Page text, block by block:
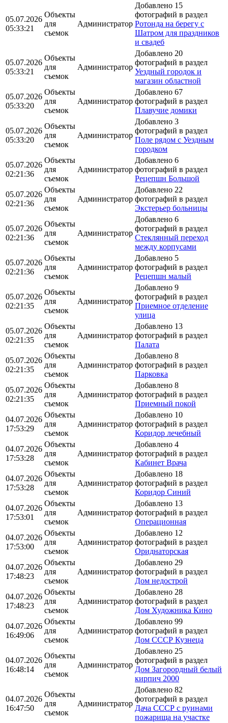
05.07.2026
05:33:21
Объекты
для
съемок
Администратор
Добавлено 15
фотографий в раздел
Ротонда на берегу с
Шатром для праздников
и свадеб
05.07.2026
05:33:21
Объекты
для
съемок
Администратор
Добавлено 20
фотографий в раздел
Уездный городок и
магазин областной
05.07.2026
05:33:20
Объекты
для
съемок
Администратор
Добавлено 67
фотографий в раздел
Плавучие домики
05.07.2026
05:33:20
Объекты
для
съемок
Администратор
Добавлено 3
фотографий в раздел
Поле рядом с Уездным
городком
05.07.2026
02:21:36
Объекты
для
съемок
Администратор
Добавлено 6
фотографий в раздел
Рецепшн Большой
05.07.2026
02:21:36
Объекты
для
съемок
Администратор
Добавлено 22
фотографий в раздел
Экстерьер больницы
05.07.2026
02:21:36
Объекты
для
съемок
Администратор
Добавлено 6
фотографий в раздел
Стеклянный переход
между корпусами
05.07.2026
02:21:36
Объекты
для
съемок
Администратор
Добавлено 5
фотографий в раздел
Рецепшн малый
05.07.2026
02:21:35
Объекты
для
съемок
Администратор
Добавлено 9
фотографий в раздел
Приемное отделение
улица
05.07.2026
02:21:35
Объекты
для
съемок
Администратор
Добавлено 13
фотографий в раздел
Палата
05.07.2026
02:21:35
Объекты
для
съемок
Администратор
Добавлено 8
фотографий в раздел
Парковка
05.07.2026
02:21:35
Объекты
для
съемок
Администратор
Добавлено 8
фотографий в раздел
Приемный покой
04.07.2026
17:53:29
Объекты
для
съемок
Администратор
Добавлено 10
фотографий в раздел
Коридор лечебный
04.07.2026
17:53:28
Объекты
для
съемок
Администратор
Добавлено 4
фотографий в раздел
Кабинет Врача
04.07.2026
17:53:28
Объекты
для
съемок
Администратор
Добавлено 18
фотографий в раздел
Коридор Синий
04.07.2026
17:53:01
Объекты
для
съемок
Администратор
Добавлено 13
фотографий в раздел
Операционная
04.07.2026
17:53:00
Объекты
для
съемок
Администратор
Добавлено 12
фотографий в раздел
Ориднаторская
04.07.2026
17:48:23
Объекты
для
съемок
Администратор
Добавлено 29
фотографий в раздел
Дом недострой
04.07.2026
17:48:23
Объекты
для
съемок
Администратор
Добавлено 28
фотографий в раздел
Дом Художника Кино
04.07.2026
16:49:06
Объекты
для
съемок
Администратор
Добавлено 99
фотографий в раздел
Дом СССР Кузнеца
04.07.2026
16:48:14
Объекты
для
съемок
Администратор
Добавлено 25
фотографий в раздел
Дом Загорордный белый
кирпич 2000
04.07.2026
16:47:50
Объекты
для
съемок
Администратор
Добавлено 82
фотографий в раздел
Дача СССР с руинами
пожарища на участке